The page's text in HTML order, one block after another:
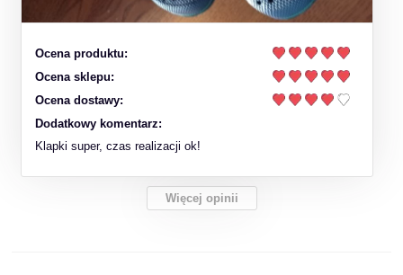
Ocena produktu:
Ocena sklepu:
Ocena dostawy:
Dodatkowy komentarz:
Klapki super, czas realizacji ok!
Więcej opinii